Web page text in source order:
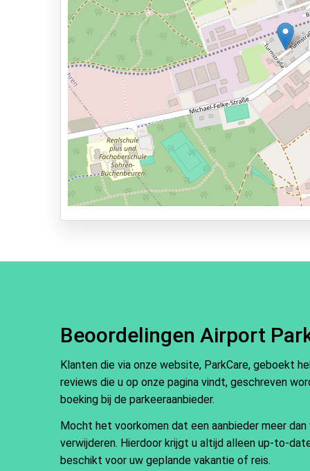
4km naar vertrekhal
Parkeervormen
Shuttle Parking
Valet Parking
Park & Walk
Park, Sleep & Fly
Beoordelingen Airport
Klanten die via onze website, ParkCare, geboekt
reviews die u op onze pagina vindt, geschreven
boeking bij de parkeeraanbieder.
Mocht het voorkomen dat een aanbieder meer
verwijderen. Hierdoor krijgt u altijd alleen up-to-
beschikt voor uw geplande vakantie of reis.